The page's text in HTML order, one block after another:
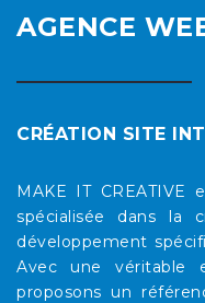
AGENCE
CRÉATION SITE
MAKE IT CREATIVE
spécialisée dans
développement
Avec une véritable
proposons un